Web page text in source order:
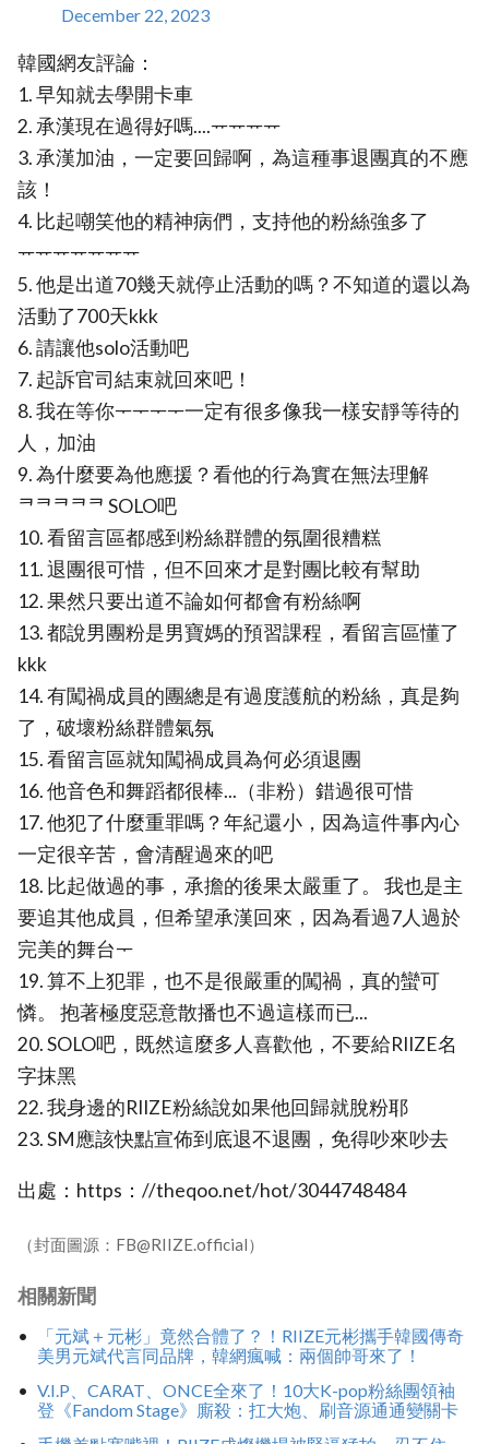
December 22, 2023
韓國網友評論：
1. 早知就去學開卡車
2. 承漢現在過得好嗎....ᅲᅲᅲᅲ
3. 承漢加油，一定要回歸啊，為這種事退團真的不應
該！
4. 比起嘲笑他的精神病們，支持他的粉絲強多了
ᅲᅲᅲᅲᅲᅲᅲ
5. 他是出道70幾天就停止活動的嗎？不知道的還以為
活動了700天kkk
6. 請讓他solo活動吧
7. 起訴官司結束就回來吧！
8. 我在等你ᅮᅮᅮᅮ一定有很多像我一樣安靜等待的
人，加油
9. 為什麼要為他應援？看他的行為實在無法理解
ᄏᄏᄏᄏᄏ SOLO吧
10. 看留言區都感到粉絲群體的氛圍很糟糕
11. 退團很可惜，但不回來才是對團比較有幫助
12. 果然只要出道不論如何都會有粉絲啊
13. 都說男團粉是男寶媽的預習課程，看留言區懂了
kkk
14. 有闖禍成員的團總是有過度護航的粉絲，真是夠
了，破壞粉絲群體氣氛
15. 看留言區就知闖禍成員為何必須退團
16. 他音色和舞蹈都很棒...（非粉）錯過很可惜
17. 他犯了什麼重罪嗎？年紀還小，因為這件事內心
一定很辛苦，會清醒過來的吧
18. 比起做過的事，承擔的後果太嚴重了。 我也是主
要追其他成員，但希望承漢回來，因為看過7人過於
完美的舞台ᅮ
19. 算不上犯罪，也不是很嚴重的闖禍，真的蠻可
憐。 抱著極度惡意散播也不過這樣而已...
20. SOLO吧，既然這麼多人喜歡他，不要給RIIZE名
字抹黑
22. 我身邊的RIIZE粉絲說如果他回歸就脫粉耶
23. SM應該快點宣佈到底退不退團，免得吵來吵去
出處：https：//theqoo.net/hot/3044748484
（封面圖源：FB@RIIZE.official）
相關新聞
「元斌＋元彬」竟然合體了？！RIIZE元彬攜手韓國傳奇
美男元斌代言同品牌，韓網瘋喊：兩個帥哥來了！
V.I.P、CARAT、ONCE全來了！10大K-pop粉絲團領袖
登《Fandom Stage》廝殺：扛大炮、刷音源通通變關卡